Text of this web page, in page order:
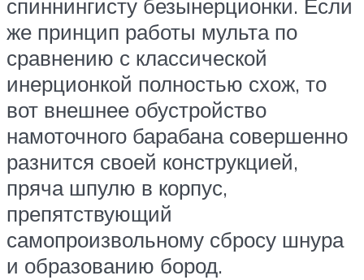
спиннингисту безынерционки. Если
же принцип работы мульта по
сравнению с классической
инерционкой полностью схож, то
вот внешнее обустройство
намоточного барабана совершенно
разнится своей конструкцией,
пряча шпулю в корпус,
препятствующий
самопроизвольному сбросу шнура
и образованию бород.